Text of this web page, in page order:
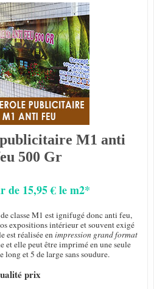
M1 anti
500 Gr
de 15,95 € le m2*
de classe M1 est ignifugé donc anti feu,
expositions intérieur et souvent exigé
est réalisée enimpression grand format
et elle peut être imprimé en une seule
long et 5 de large sans soudure.
prix